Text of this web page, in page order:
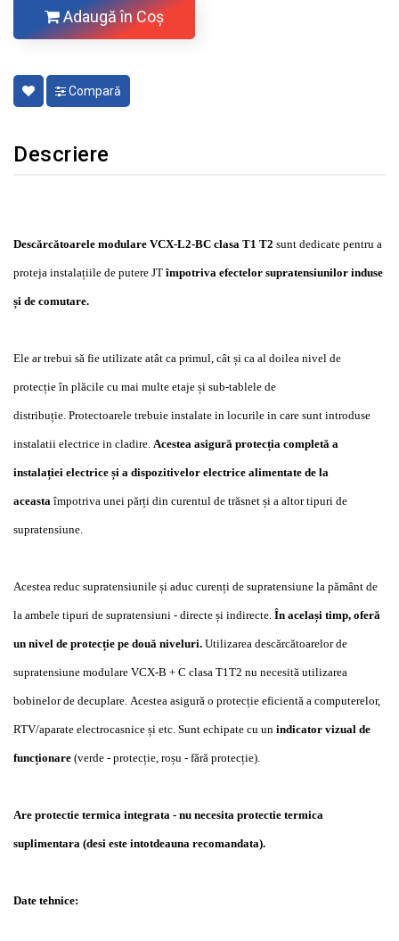
Adaugă în Coş
Compară
Descriere
Descărcătoarele modulare VCX-L2-BC clasa T1 T2 sunt dedicate pentru a
proteja instalațiile de putere JT împotriva efectelor supratensiunilor induse
și de comutare.
Ele ar trebui să fie utilizate atât ca primul, cât și ca al doilea nivel de
protecție în plăcile cu mai multe etaje și sub-tablele de
distribuție. Protectoarele trebuie instalate in locurile in care sunt introduse
instalatii electrice in cladire. Acestea asigură protecția completă a
instalației electrice și a dispozitivelor electrice alimentate de la
aceastaîmpotriva unei părți din curentul de trăsnet și a altor tipuri de
supratensiune.
Acestea reduc supratensiunile și aduc curenți de supratensiune la pământ de
la ambele tipuri de supratensiuni - directe și indirecte. În același timp, oferă
un nivel de protecție pe două niveluri. Utilizarea descărcătoarelor de
supratensiune modulare VCX-B + C clasa T1T2 nu necesită utilizarea
bobinelor de decuplare. Acestea asigură o protecție eficientă a computerelor,
RTV/aparate electrocasnice și etc. Sunt echipate cu un indicator vizual de
funcționare (verde - protecție, roșu - fără protecție).
Are protectie termica integrata - nu necesita protectie termica
suplimentara (desi este intotdeauna recomandata).
Date tehnice: